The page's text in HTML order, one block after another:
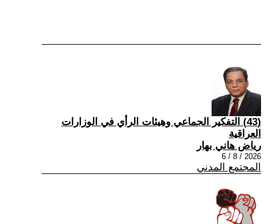
(43) التفكير الجماعي وهيئات الرأي في الوزارات
العراقية
رياض هاني بهار
2026 / 8 / 6
المجتمع المدني